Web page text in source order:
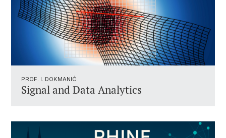
PROF. I. DOKMANIĆ
Signal and Data Analytics